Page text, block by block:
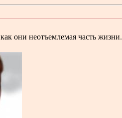
они неотъемлемая часть жизни.